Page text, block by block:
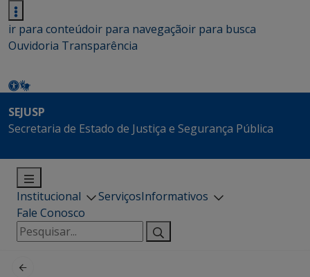
ir para conteúdoir para navegaçãoir para busca
Ouvidoria Transparência
SEJUSP
Secretaria de Estado de Justiça e Segurança Pública
Institucional ServiçosInformativos
Fale Conosco
Pesquisar
por: